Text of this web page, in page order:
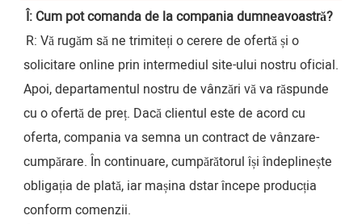
Î: Cum pot comanda de la compania dumneavoastră?
R: Vă rugăm să ne trimiteți o cerere de ofertă și o
solicitare online prin intermediul site-ului nostru oficial.
Apoi, departamentul nostru de vânzări vă va răspunde
cu o ofertă de preț. Dacă clientul este de acord cu
oferta, compania va semna un contract de vânzare-
cumpărare. În continuare, cumpărătorul își îndeplinește
obligația de plată, iar mașina dstar începe producția
conform comenzii.